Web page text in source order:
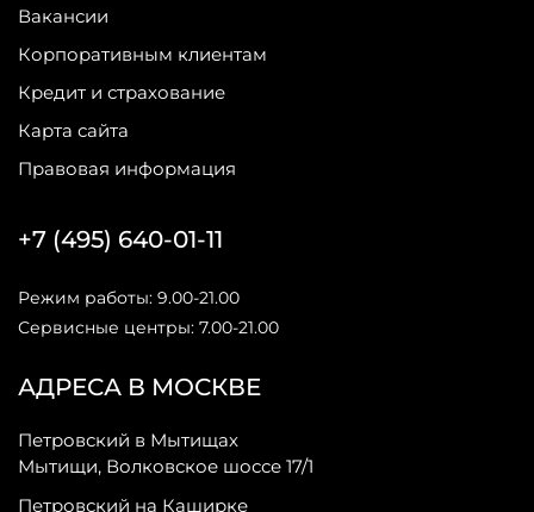
Вакансии
Корпоративным клиентам
Кредит и страхование
Карта сайта
Правовая информация
АДРЕСА В МОСКВЕ
Петровский в Мытищах
Мытищи, Волковское шоссе 17/1
Петровский на Каширке
+7 (495) 640-01-11
Режим работы: 9.00-21.00
Сервисные центры: 7.00-21.00